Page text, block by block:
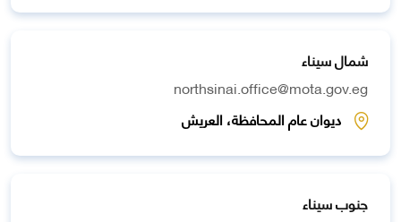
شمال سيناء
northsinai.office@mota.gov.eg
ديوان عام المحافظة، العريش
جنوب سيناء